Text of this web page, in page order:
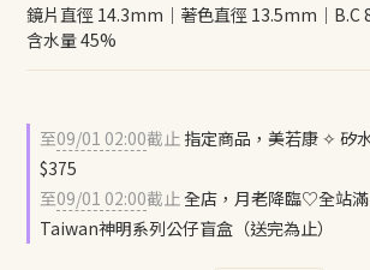
鏡片直徑 14.3mm｜著色直徑 13.5mm｜B.C
含水量 45%
至09/01 02:00截止 指定商品，美若康 ✧ 矽
$375
至09/01 02:00截止全店，月老降臨♡全站
Taiwan神明系列公仔盲盒（送完為止）